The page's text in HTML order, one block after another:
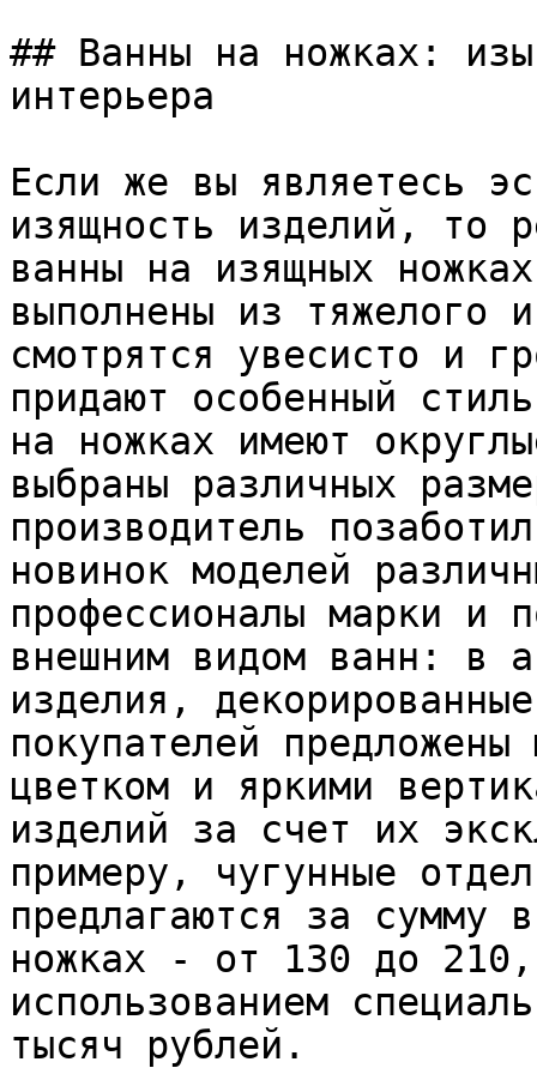
## Ванны на ножках:
интерьера
Если же вы являетесь
изящность изделий, то
ванны на изящных
выполнены из тяжелого
смотрятся увесисто и
придают особенный
на ножках имеют
выбраны различных
производитель
новинок моделей
профессионалы марки и
внешним видом ванн: в
изделия,
покупателей
цветком и яркими
изделий за счет их
примеру, чугунные
предлагаются за сумму
ножках - от 130 до
использованием
тысяч рублей.